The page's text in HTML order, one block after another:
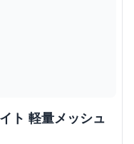
ト 軽量メッシュ